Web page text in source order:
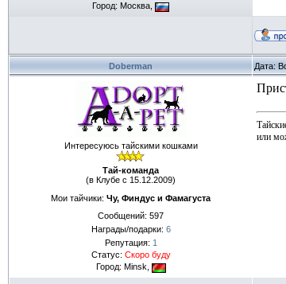
Город: Москва,
Doberman Дата:
Интересуюсь тайскими кошками
Тай-команда
(в Клубе с 15.12.2009)
Мои тайчики: Чу, Финдус и Фамагуста
Сообщений: 597
Награды/подарки: 6
Репутация: 1
Статус: Скоро буду
Город: Minsk,
или